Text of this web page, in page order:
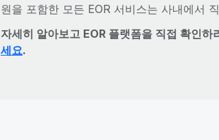
원을 포함한 모든 EOR 서비스는 사내에서
자세히 알아보고 EOR 플랫폼을 직접 확인
세요.